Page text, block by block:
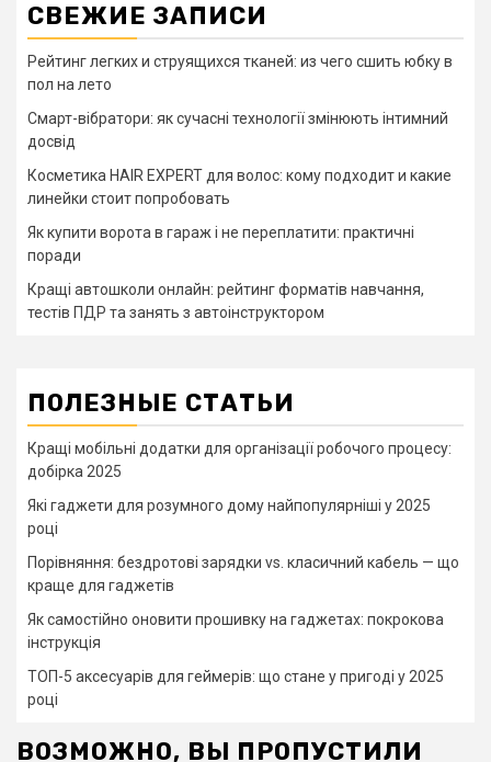
СВЕЖИЕ ЗАПИСИ
Рейтинг легких и струящихся тканей: из чего сшить юбку в
пол на лето
Смарт-вібратори: як сучасні технології змінюють інтимний
досвід
Косметика HAIR EXPERT для волос: кому подходит и какие
линейки стоит попробовать
Як купити ворота в гараж і не переплатити: практичні
поради
Кращі автошколи онлайн: рейтинг форматів навчання,
тестів ПДР та занять з автоінструктором
ПОЛЕЗНЫЕ СТАТЬИ
Кращі мобільні додатки для організації робочого процесу:
добірка 2025
Які гаджети для розумного дому найпопулярніші у 2025
році
Порівняння: бездротові зарядки vs. класичний кабель — що
краще для гаджетів
Як самостійно оновити прошивку на гаджетах: покрокова
інструкція
ТОП-5 аксесуарів для геймерів: що стане у пригоді у 2025
році
ВОЗМОЖНО, ВЫ ПРОПУСТИЛИ